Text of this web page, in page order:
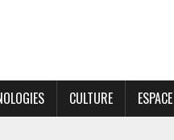
CULTURE